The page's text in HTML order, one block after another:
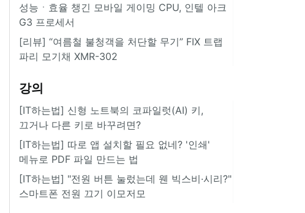
성능ㆍ효율 챙긴 모바일 게이밍 CPU, 인텔 아크
G3 프로세서
[리뷰] “여름철 불청객을 처단할 무기” FIX 트랩
파리 모기채 XMR-302
강의
[IT하는법] 신형 노트북의 코파일럿(AI) 키,
끄거나 다른 키로 바꾸려면?
[IT하는법] 따로 앱 설치할 필요 없네? '인쇄'
메뉴로 PDF 파일 만드는 법
[IT하는법] "전원 버튼 눌렀는데 웬 빅스비·시리?"
스마트폰 전원 끄기 이모저모